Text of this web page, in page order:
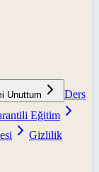
Unuttum
Ders
Eğitim
Gizlilik